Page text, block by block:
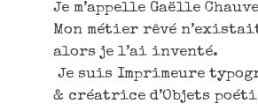
Je m’appelle Gaëlle
Mon métier rêvé
alors je l’ai inventé.
Je suis Imprimeure
& créatrice d’Objets